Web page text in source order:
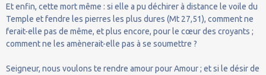
Et enfin, cette mort même : si elle a pu déchirer à distance le voile du
Temple et fendre les pierres les plus dures (Mt 27,51), comment ne
ferait-elle pas de même, et plus encore, pour le cœur des croyants ;
comment ne les amènerait-elle pas à se soumettre ?
Seigneur, nous voulons te rendre amour pour Amour ; et si le désir de